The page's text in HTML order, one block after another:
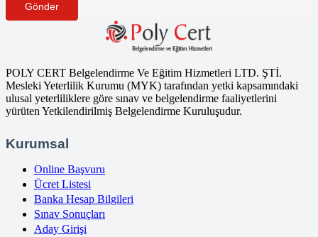
Gönder
POLY CERT Belgelendirme Ve Eğitim Hizmetleri LTD. ŞTİ.
Mesleki Yeterlilik Kurumu (MYK) tarafından yetki kapsamındaki
ulusal yeterliliklere göre sınav ve belgelendirme faaliyetlerini
yürüten Yetkilendirilmiş Belgelendirme Kuruluşudur.
Kurumsal
Online Başvuru
Ücret Listesi
Banka Hesap Bilgileri
Sınav Sonuçları
Aday Girişi